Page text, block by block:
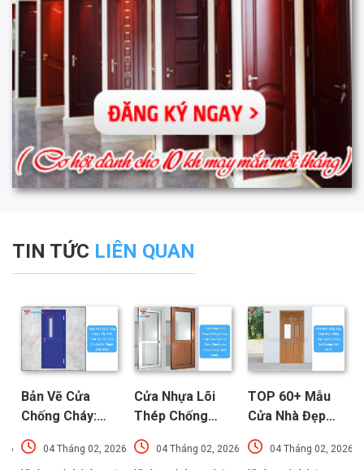
TIN TỨC LIÊN QUAN
Bản Vẽ Cửa
Chống Cháy:
Chi Tiết Cấu
Tạo Và Tiêu
04 Tháng 02, 2026
Cửa Nhựa Lõi
Thép Chống
Cháy: Cấu Tạo
Và Các Tiêu
04 Tháng 02, 2026
TOP 60+ Mẫu
Cửa Nhà Đẹp
Hiện Đại, Sang
Trọng Xu
04 Tháng 02, 2026